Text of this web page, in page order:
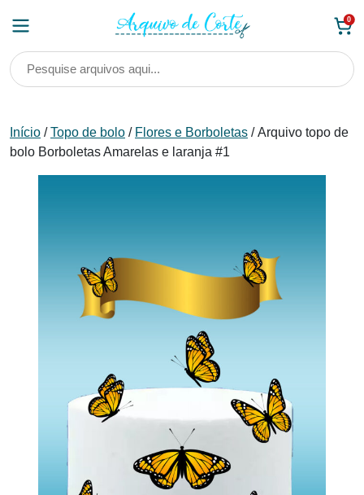
0
Início /Topo de bolo / Flores e Borboletas / Arquivo topo de
bolo Borboletas Amarelas e laranja #1